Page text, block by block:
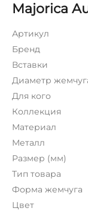
Majorica
Артикул
Бренд
Вставки
Диаметр
Для кого
Коллекция
Материал
Металл
Размер (мм)
Тип товара
Форма жемчуга
Цвет